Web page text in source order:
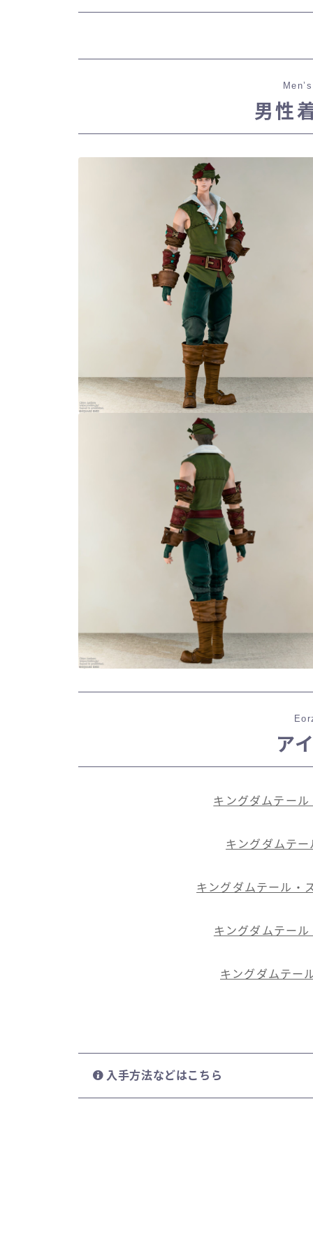
男性
ア
キングダムテー
キングダムテ
キングダムテール・
キングダムテー
キングダムテー
入手方法などはこちら